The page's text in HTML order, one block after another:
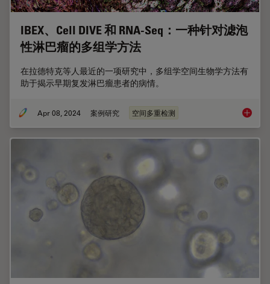
IBEX、Cell DIVE 和 RNA-Seq：一种针对滤泡
性淋巴瘤的多组学方法
在拉德特克等人最近的一项研究中，多组学空间生物学方法有
助于揭示早期复发淋巴瘤患者的病情。
Apr 08, 2024 案例研究 空间多重检测 IBEX、